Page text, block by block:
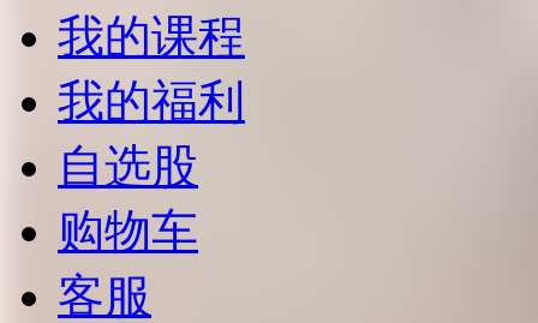
我的课程
我的福利
自选股
购物车
客服